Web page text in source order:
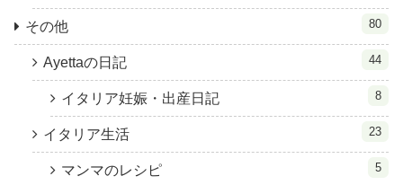
その他 80
Ayettaの日記 44
イタリア妊娠・出産日記 8
イタリア生活 23
マンマのレシピ 5